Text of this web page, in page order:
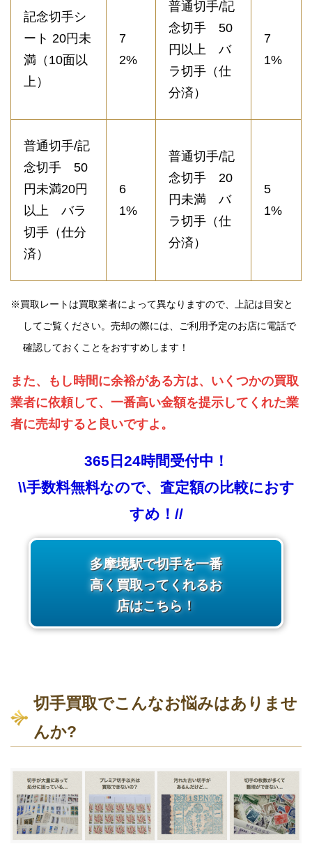
記念切手シ
ート 20円未
満（10面以
上）
7
2%
普通切手/記
念切手 50
円以上 バ
ラ切手（仕
分済）
7
1%
普通切手/記
念切手 50
円未満20円
以上 バラ
切手（仕分
済）
6
1%
普通切手/記
念切手 20
円未満 バ
ラ切手（仕
分済）
5
1%
※買取レートは買取業者によって異なりますので、上記は目安と
してご覧ください。売却の際には、ご利用予定のお店に電話で
確認しておくことをおすすめします！
また、もし時間に余裕がある方は、いくつかの買取
業者に依頼して、一番高い金額を提示してくれた業
者に売却すると良いですよ。
365日24時間受付中！
\\手数料無料なので、査定額の比較におす
すめ！//
多摩境駅で切手を一番
高く買取ってくれるお
店はこちら！
切手買取でこんなお悩みはありませ
んか?